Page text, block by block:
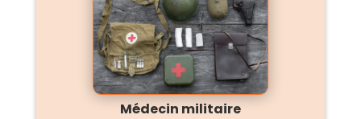
Médecin militaire